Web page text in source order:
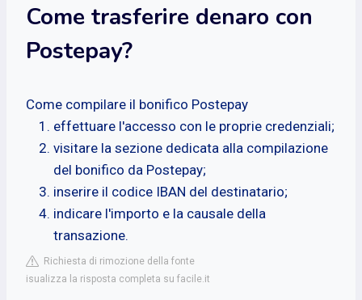
Come trasferire denaro con
Postepay?
Come compilare il bonifico Postepay
effettuare l'accesso con le proprie credenziali;
visitare la sezione dedicata alla compilazione
del bonifico da Postepay;
inserire il codice IBAN del destinatario;
indicare l'importo e la causale della
transazione.
Richiesta di rimozione della fonte
isualizza la risposta completa su facile.it